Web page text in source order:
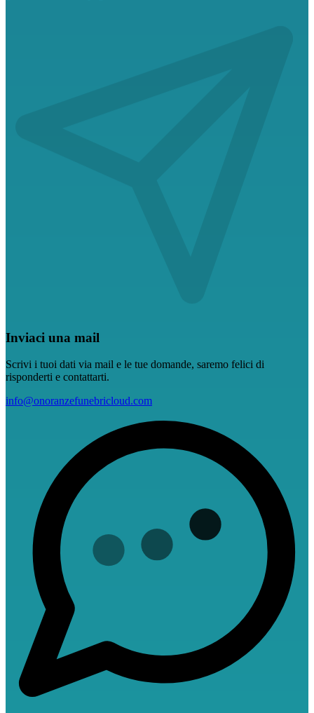
Inviaci una mail
Scrivi i tuoi dati via mail e le tue domande, saremo felici di
risponderti e contattarti.
info@onoranzefunebricloud.com